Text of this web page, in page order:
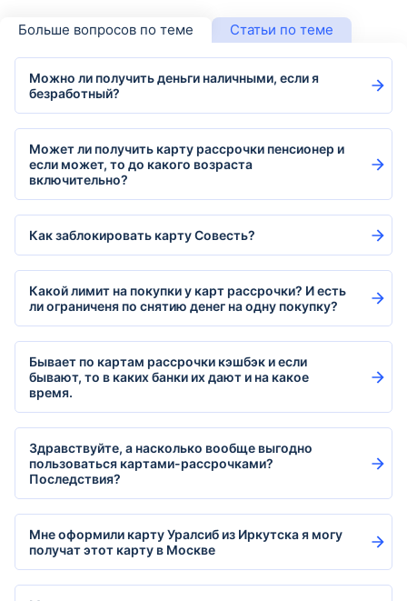
Больше вопросов по теме Статьи по теме
Можно ли получить деньги наличными, если я
безработный?
Может ли получить карту рассрочки пенсионер и
если может, то до какого возраста
включительно?
Как заблокировать карту Совесть?
Какой лимит на покупки у карт рассрочки? И есть
ли ограниченя по снятию денег на одну покупку?
Бывает по картам рассрочки кэшбэк и если
бывают, то в каких банки их дают и на какое
время.
Здравствуйте, а насколько вообще выгодно
пользоваться картами-рассрочками?
Последствия?
Мне оформили карту Уралсиб из Иркутска я могу
получат этот карту в Москве